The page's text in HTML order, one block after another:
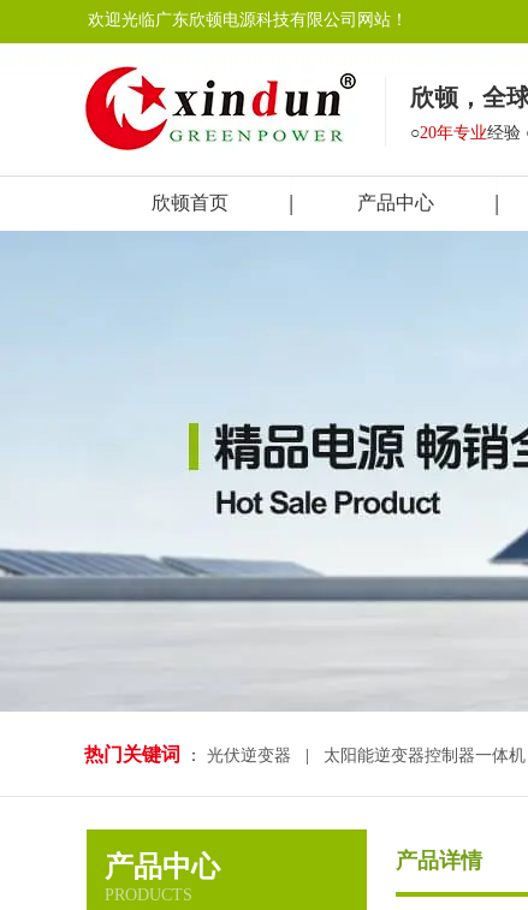
欢迎光临广东欣顿电源科技有限公司网站！
欣顿，全
○20年专业经验
欣顿首页 产品中心
热门关键词 ： 光伏逆变器 太阳能逆变器控制器一体机
产品中心
PRODUCTS
产品详情